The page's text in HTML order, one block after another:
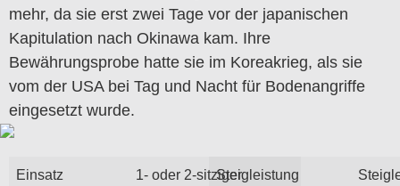
mehr, da sie erst zwei Tage vor der japanischen
Kapitulation nach Okinawa kam. Ihre
Bewährungsprobe hatte sie im Koreakrieg, als sie
vom der USA bei Tag und Nacht für Bodenangriffe
eingesetzt wurde.
Einsatz
1- oder 2-sitzigerSteigleistung